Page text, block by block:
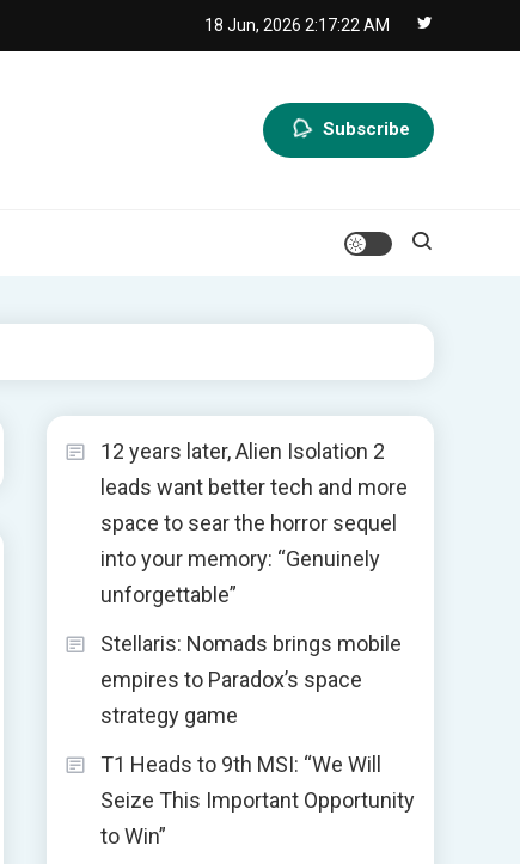
18 Jun, 2026 2:17:23 AM
Subscribe
12 years later, Alien Isolation 2
leads want better tech and more
space to sear the horror sequel
into your memory: “Genuinely
unforgettable”
Stellaris: Nomads brings mobile
empires to Paradox’s space
strategy game
T1 Heads to 9th MSI: “We Will
Seize This Important Opportunity
to Win”